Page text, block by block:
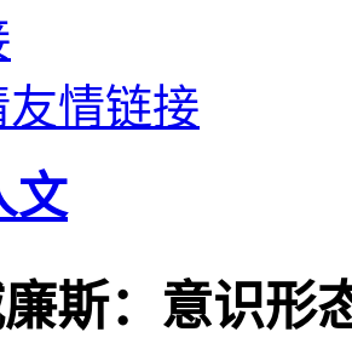
友情链接
文
廉斯：意识形